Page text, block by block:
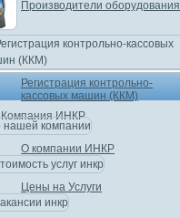
Производители оборудования
Регистрация контрольно-
кассовых машин (ККМ)
Компания ИНКР
О компании ИНКР
Цены на Услуги